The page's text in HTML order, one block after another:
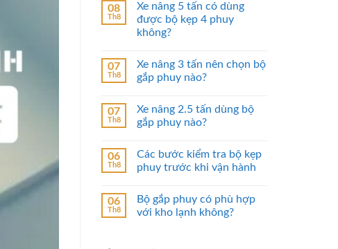
08
Th8
Xe nâng 5 tấn có dùng
được bộ kẹp 4 phuy
không?
07
Th8
Xe nâng 3 tấn nên chọn bộ
gắp phuy nào?
07
Th8
Xe nâng 2.5 tấn dùng bộ
gắp phuy nào?
06
Th8
Các bước kiểm tra bộ kẹp
phuy trước khi vận hành
06
Th8
Bộ gắp phuy có phù hợp
với kho lạnh không?